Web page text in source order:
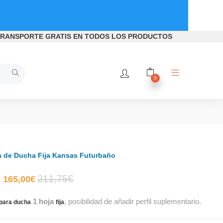
GRATIS EN TODOS LOS PRODUCTOS
0
de Ducha Fija Kansas Futurbaño
165,00€El
precio
211,75€El
precio
ducha 1 hoja fija, posibilidad de añadir perfil suplementario.